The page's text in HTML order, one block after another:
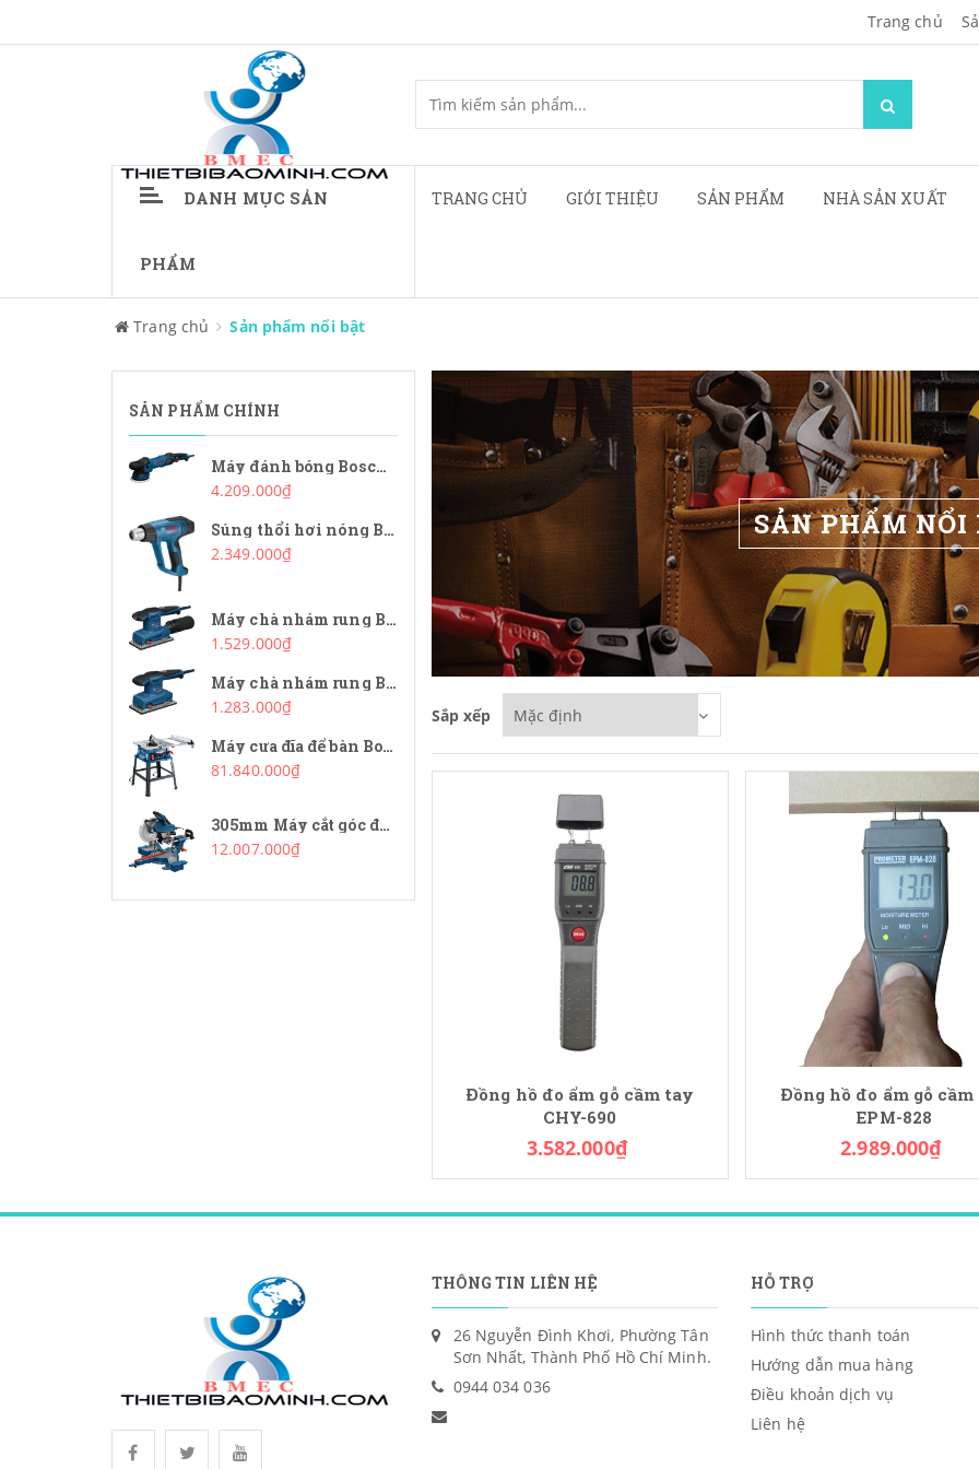
Trang chủ
DANH MỤC SẢN
PHẨM
TRANG CHỦ GIỚI THIỆU SẢN PHẨM NHÀ SẢN XUẤT
Trang chủ Sản phẩm nổi bật
SẢN PHẨM NỔI
Sắp xếp
Đồng hồ đo ẩm gỗ cầm tay
CHY-690
3.582.000₫
Đồng hồ đo ẩm gỗ
EPM-828
2.989.000₫
SẢN PHẨM CHÍNH
Máy đánh bóng Bosch GPX9-125S
4.209.000₫
Súng thổi hơi nóng Bosch GHG 20-63
2.349.000₫
Máy chà nhám rung Bosch GSS 20-18 A
1.529.000₫
Máy chà nhám rung Bosch GSS 20-18
1.283.000₫
Máy cưa đĩa để bàn Bosch GTS 254
81.840.000₫
305mm Máy cắt góc đa năng Bosch GCM 340-305D
12.007.000₫
THÔNG TIN LIÊN HỆ
26 Nguyễn Đình Khơi, Phường Tân
Sơn Nhất, Thành Phố Hồ Chí Minh.
0944 034 036
HỖ TRỢ
Hình thức thanh toán
Hướng dẫn mua hàng
Điều khoản dịch vụ
Liên hệ